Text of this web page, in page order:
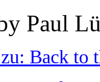
Paul
Back to